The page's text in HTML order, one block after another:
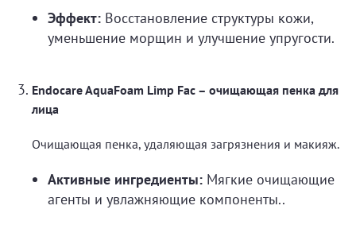
Эффект: Восстановление структуры кожи,
уменьшение морщин и улучшение упругости.
Endocare AquaFoam Limp Fac – очищающая пенка для
лица
Очищающая пенка, удаляющая загрязнения и макияж.
Активные ингредиенты: Мягкие очищающие
агенты и увлажняющие компоненты..